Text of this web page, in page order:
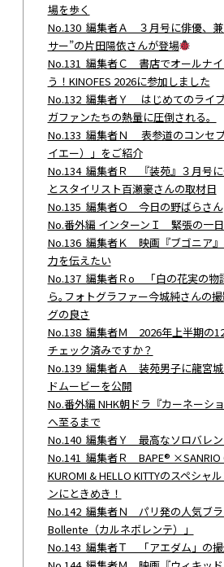
場を歩く
No.130 編集者Ａ ３月号に俳優、兼
サー”の片田陽依さんが登場
No.131 編集者Ｃ 書店でオールナイ
う！KINOFES 2026に参加しました
No.132 編集者Ｙ はじめてのライ
ガファンたちの熱量に圧倒される。
No.133 編集者Ｎ 表参道のコンセプ
イエー）」をご紹介
No.134 編集者Ｒ 『装苑』３月号
とスタイリスト百瀬豪さんの取材日
No.135 編集者Ｏ 今日の野ばらさん
No.番外編 インターンＩ 緊張の一
No.136 編集者Ｋ 映画『ブゴニア
力を伝えたい
No.137 編集者Ｒo 「白の花実の物
ら｡フォトグラファー今城純さんの
グの良さ
No.138 編集者Ｍ 2026年上半期の
チェック済みですか？
No.139 編集者Ａ 装苑男子に龍宮城
ドムービーを公開
No.番外編 NHK朝ドラ『カーネーシ
へ至るまで
No.140 編集者Ｙ 最高なソロバレ
No.141 編集者Ｒ BAPE® ×SANRIO
KUROMI & HELLO KITTYのスペシャ
ンにときめき！
No.142 編集者Ｎ パリ発の人気ブラ
Bollente（カルネボレンテ）」
No.143 編集者Ｔ 「アエダム」の